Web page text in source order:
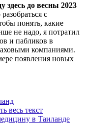
здесь до весны 2023
с
понять, какие
не надо, я потратил
и пабликов в
компаниями.
появления новых
весь текст
в Таиланде